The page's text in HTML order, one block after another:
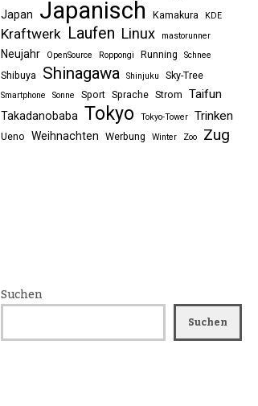
Japan Japanisch Kamakura KDE
Kraftwerk Laufen Linux mastorunner
Neujahr OpenSource Roppongi Running Schnee
Shibuya Shinagawa Shinjuku Sky-Tree
Smartphone Sonne Sport Sprache Strom Taifun
Takadanobaba Tokyo Tokyo-Tower Trinken
Ueno Weihnachten Werbung Winter Zoo Zug
Suchen
Suchen